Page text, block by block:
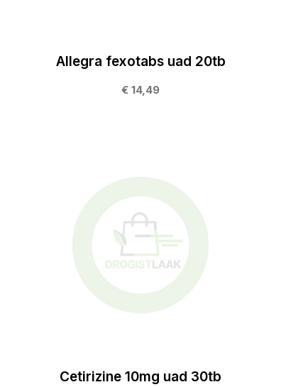
Allegra fexotabs uad 20tb
€ 14,49
Cetirizine 10mg uad 30tb